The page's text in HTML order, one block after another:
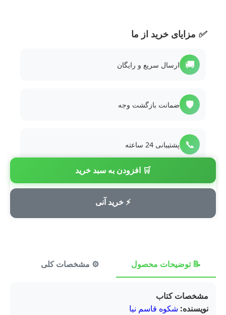
🛒 افزودن به سبد خرید
⚡ خرید آنی
✅ مزایای خرید از ما
🚚 ارسال سریع و رایگان
🛡️ ضمانت بازگشت وجه
📞 پشتیبانی 24 ساعته
💳 پرداخت امن
📝 توضیحات محصول ⚙️ مشخصات کلی
مشخصات کتاب
نویسنده: شکوه قاسم نیا